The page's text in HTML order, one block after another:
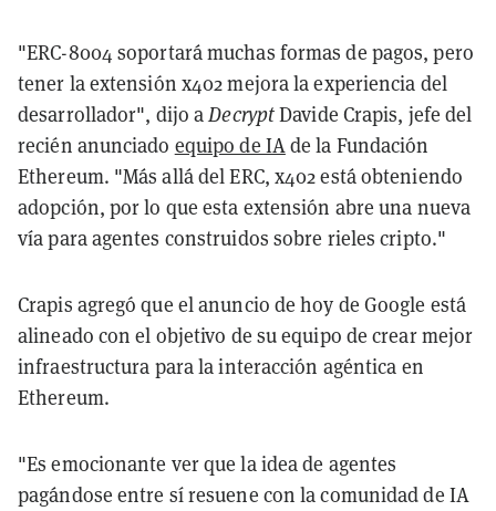
"ERC-8004 soportará muchas formas de pagos, pero
tener la extensión x402 mejora la experiencia del
desarrollador", dijo aDecryptDavide Crapis, jefe del
recién anunciado equipo de IAde la Fundación
Ethereum. "Más allá del ERC, x402 está obteniendo
adopción, por lo que esta extensión abre una nueva
vía para agentes construidos sobre rieles cripto."
Crapis agregó que el anuncio de hoy de Google está
alineado con el objetivo de su equipo de crear mejor
infraestructura para la interacción agéntica en
Ethereum.
"Es emocionante ver que la idea de agentes
pagándose entre sí resuene con la comunidad de IA